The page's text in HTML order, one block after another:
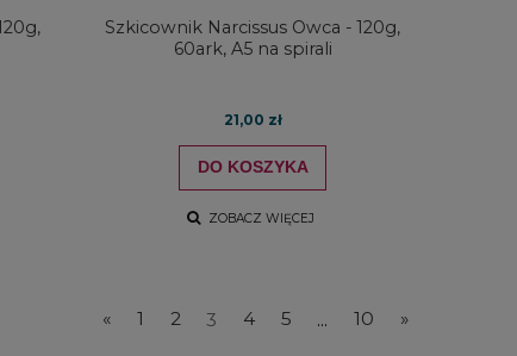
Szkicownik Narcissus Owca - 120g,
60ark, A5 na spirali
21,00 zł
DO KOSZYKA
ZOBACZ WIĘCEJ
« 1 2 3 4 5 ... 10 »